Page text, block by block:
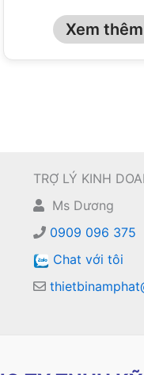
Xem thêm
TRỢ LÝ KINH
Ms Dương
0909 096 375
Chat với tôi